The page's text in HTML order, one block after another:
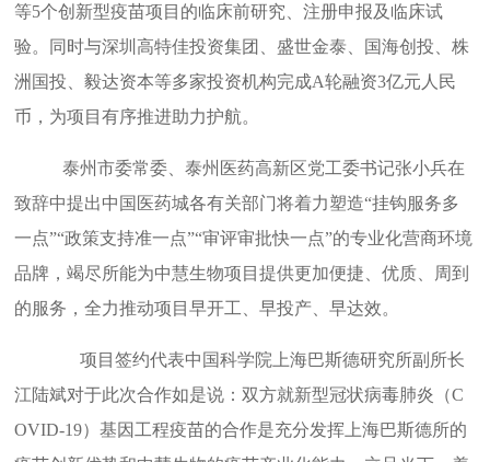
等5个创新型疫苗项目的临床前研究、注册申报及临床试
验。同时与深圳高特佳投资集团、盛世金泰、国海创投、株
洲国投、毅达资本等多家投资机构完成A轮融资3亿元人民
币，为项目有序推进助力护航。
泰州市委常委、泰州医药高新区党工委书记张小兵在
致辞中提出中国医药城各有关部门将着力塑造“挂钩服务多
一点”“政策支持准一点”“审评审批快一点”的专业化营商环境
品牌，竭尽所能为中慧生物项目提供更加便捷、优质、周到
的服务，全力推动项目早开工、早投产、早达效。
项目签约代表中国科学院上海巴斯德研究所副所长
江陆斌对于此次合作如是说：双方就新型冠状病毒肺炎（C
OVID-19）基因工程疫苗的合作是充分发挥上海巴斯德所的